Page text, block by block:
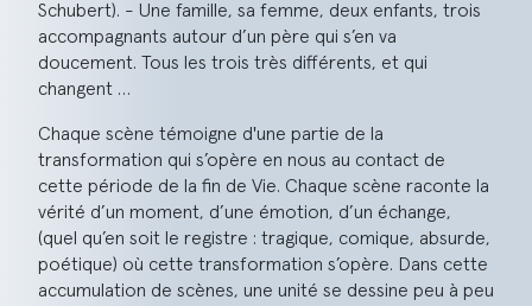
Schubert). - Une famille, sa femme, deux enfants, trois
accompagnants autour d’un père qui s’en va
doucement. Tous les trois très différents, et qui
changent …
Chaque scène témoigne d'une partie de la
transformation qui s’opère en nous au contact de
cette période de la fin de Vie. Chaque scène raconte la
vérité d’un moment, d’une émotion, d’un échange,
(quel qu’en soit le registre : tragique, comique, absurde,
poétique) où cette transformation s’opère. Dans cette
accumulation de scènes, une unité se dessine peu à peu